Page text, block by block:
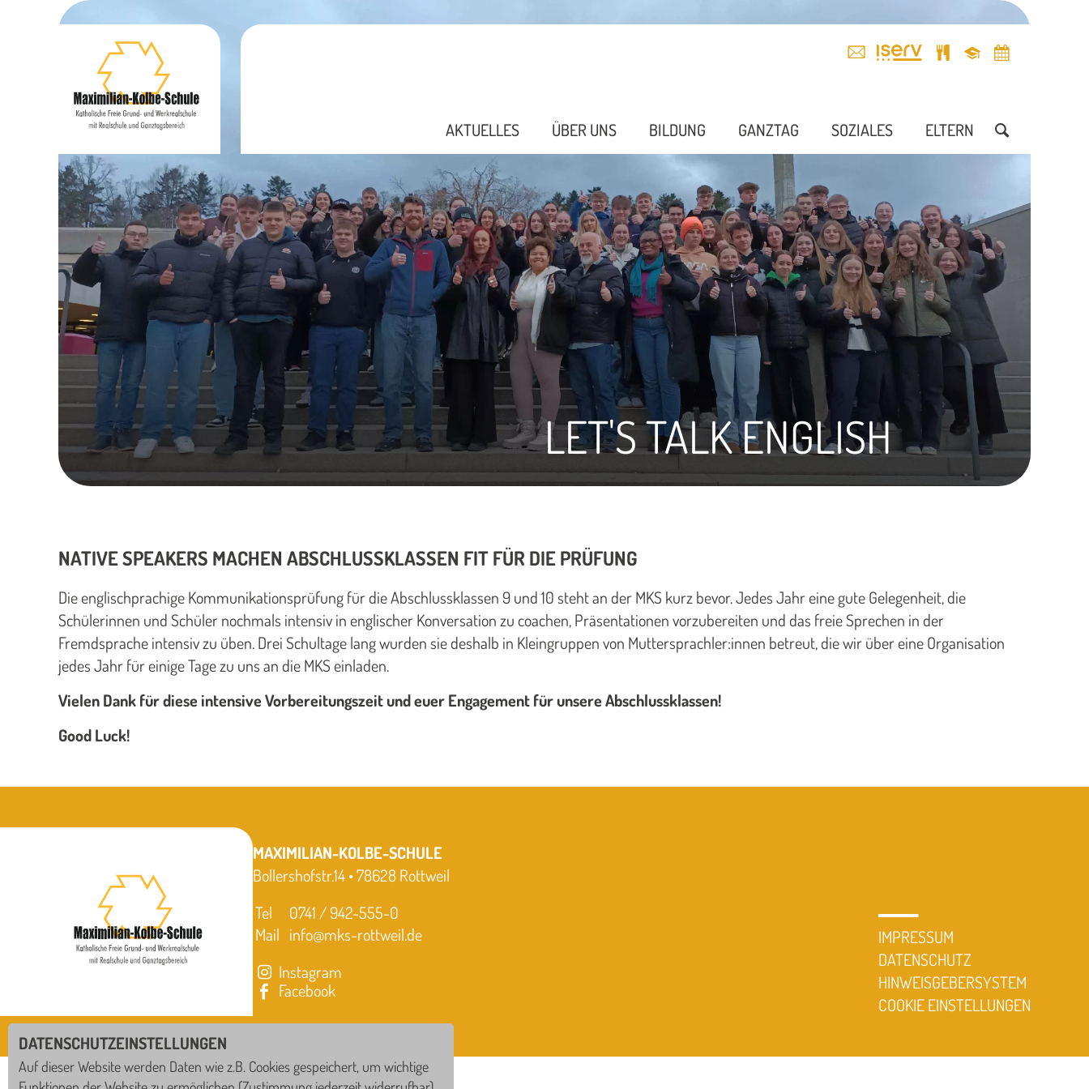
AKTUELLES ÜBER UNS BILDUNG GANZTAG SOZIALES ELTERN
LET'S TALK ENGLISH
NATIVE SPEAKERS MACHEN ABSCHLUSSKLASSEN FIT FÜR DIE PRÜFUNG
Die englischprachige Kommunikationsprüfung für die Abschlussklassen 9 und 10 steht an der MKS kurz bevor. Jedes Jahr eine gute Gelegenheit, die
Schülerinnen und Schüler nochmals intensiv in englischer Konversation zu coachen, Präsentationen vorzubereiten und das freie Sprechen in der
Fremdsprache intensiv zu üben. Drei Schultage lang wurden sie deshalb in Kleingruppen von Muttersprachler:innen betreut, die wir über eine Organisation
jedes Jahr für einige Tage zu uns an die MKS einladen.
Vielen Dank für diese intensive Vorbereitungszeit und euer Engagement für unsere Abschlussklassen!
Good Luck!
MAXIMILIAN-KOLBE-SCHULE
Bollershofstr.14 • 78628 Rottweil
Tel
0741 / 942-555-0
Mail info@mks-rottweil.de
Instagram
Facebook
IMPRESSUM
DATENSCHUTZ
HINWEISGEBERSYSTEM
COOKIE EINSTELLUNGEN
DATENSCHUTZEINSTELLUNGEN
Auf dieser Website werden Daten wie z.B. Cookies gespeichert, um wichtige